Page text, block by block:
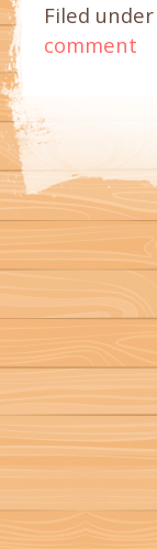
Filed under
comment